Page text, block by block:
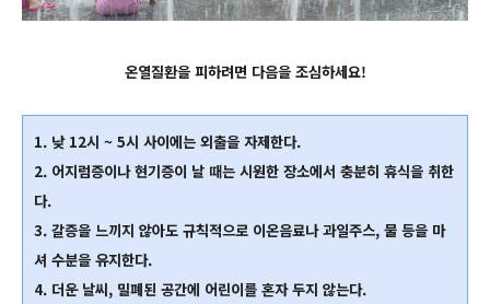
온열질환을 피하려면 다음을 조심하세요!
1. 낮 12시 ~ 5시 사이에는 외출을 자제한다.
2. 어지럼증이나 현기증이 날 때는 시원한 장소에서 충분히 휴식을 취한
다.
3. 갈증을 느끼지 않아도 규칙적으로 이온음료나 과일주스, 물 등을 마
셔 수분을 유지한다.
4. 더운 날씨, 밀폐된 공간에 어린이를 혼자 두지 않는다.